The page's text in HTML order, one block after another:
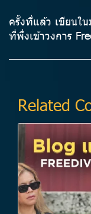
ครั้งที่แล้ว เขียนใ
ที่พึ่งเข้าวงการ
Related